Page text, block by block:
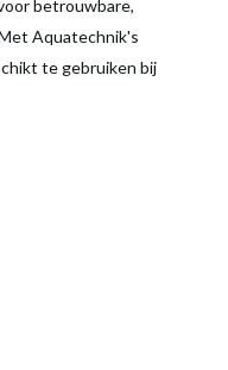
betrouwbare,
Aquatechnik's
te gebruiken bij